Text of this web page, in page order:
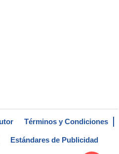
Términos y Condiciones
Estándares de Publicidad